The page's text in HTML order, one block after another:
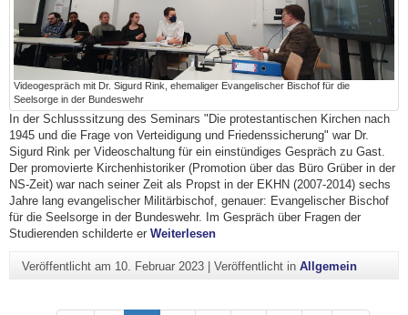
Videogespräch mit Dr. Sigurd Rink, ehemaliger Evangelischer Bischof für die
Seelsorge in der Bundeswehr
In der Schlusssitzung des Seminars "Die protestantischen Kirchen nach
1945 und die Frage von Verteidigung und Friedenssicherung" war Dr.
Sigurd Rink per Videoschaltung für ein einstündiges Gespräch zu Gast.
Der promovierte Kirchenhistoriker (Promotion über das Büro Grüber in der
NS-Zeit) war nach seiner Zeit als Propst in der EKHN (2007-2014) sechs
Jahre lang evangelischer Militärbischof, genauer: Evangelischer Bischof
für die Seelsorge in der Bundeswehr. Im Gespräch über Fragen der
Studierenden schilderte er Weiterlesen"Seminargespräch mit dem
Veröffentlicht am 10. Februar 2023| Veröffentlicht in Allgemein